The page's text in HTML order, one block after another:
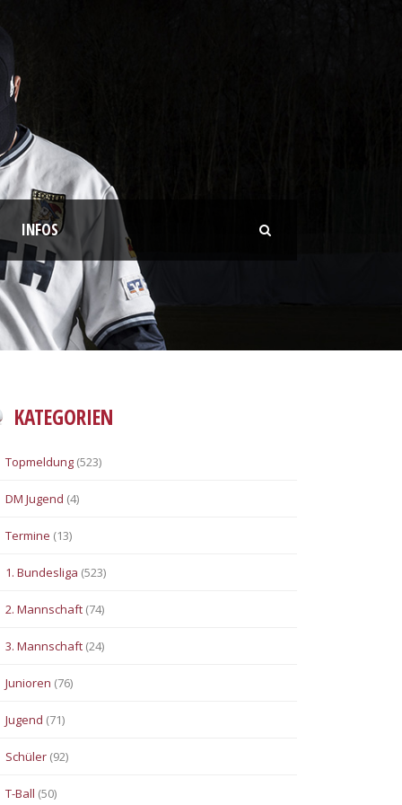
INFOS
KATEGORIEN
Topmeldung (523)
DM Jugend (4)
Termine (13)
1. Bundesliga (523)
2. Mannschaft (74)
3. Mannschaft (24)
Junioren (76)
Jugend (71)
Schüler (92)
T-Ball (50)